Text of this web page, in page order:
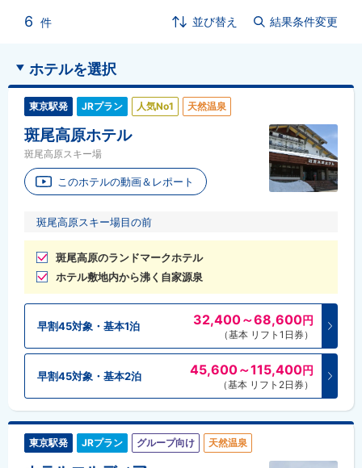
6 件 並び替え 結果条件変更
ホテルを選択
東京駅発 JRプラン 人気No1 天然温泉
斑尾高原ホテル
斑尾高原スキー場
このホテルの動画＆レポート
斑尾高原スキー場目の前
斑尾高原のランドマークホテル
ホテル敷地内から沸く自家源泉
早割45対象・基本1泊 32,400～68,600円
（基本 リフト1日券）
早割45対象・基本2泊 45,600～115,400円
（基本 リフト2日券）
東京駅発 JRプラン グループ向け 天然温泉